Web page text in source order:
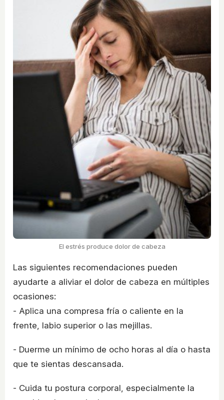
El estrés produce dolor de cabeza
Las siguientes recomendaciones pueden
ayudarte a aliviar el dolor de cabeza en múltiples
ocasiones:
- Aplica una compresa fría o caliente en la
frente, labio superior o las mejillas.
- Duerme un mínimo de ocho horas al día o hasta
que te sientas descansada.
- Cuida tu postura corporal, especialmente la